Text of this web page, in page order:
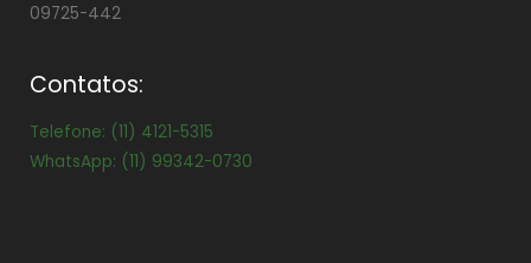
09725-442
Contatos:
Telefone: (11) 4121-5315
WhatsApp: (11) 99342-0730